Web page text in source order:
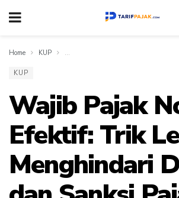
Home KUP Wajib Pajak Non Efektif: Trik Legal
KUP
Wajib Pajak
Efektif: Trik
Menghindari